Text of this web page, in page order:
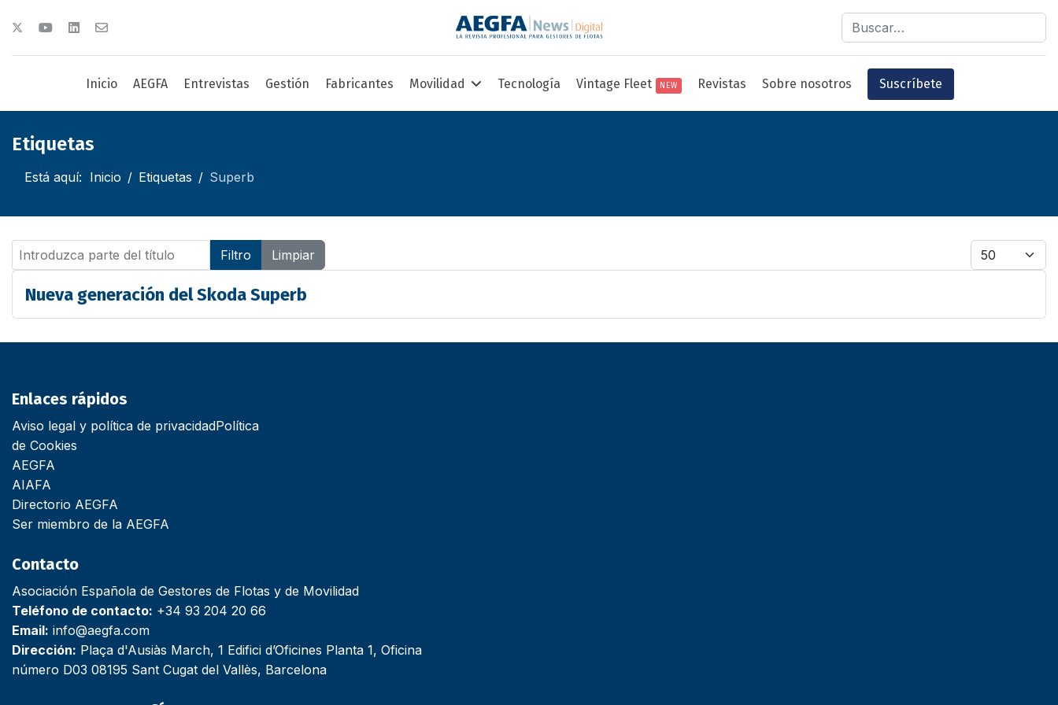
Buscar
Inicio AEGFA Entrevistas Gestión Fabricantes Movilidad Tecnología Vintage Fleet NEW Revistas Sobre nosotros Suscríbete
Etiquetas
Está aquí: Inicio Etiquetas Superb
Introduzca parte del título Filtro Limpiar Cantidad
Nueva generación del Skoda Superb
Enlaces rápidos
Aviso legal y política de privacidadPolítica
de Cookies
AEGFA
AIAFA
Directorio AEGFA
Ser miembro de la AEGFA
Contacto
Asociación Española de Gestores de Flotas y de Movilidad
Teléfono de contacto: +34 93 204 20 66
Email: info@aegfa.com
Dirección: Plaça d'Ausiàs March, 1 Edifici d’Oficines Planta 1, Oficina
número D03 08195 Sant Cugat del Vallès, Barcelona